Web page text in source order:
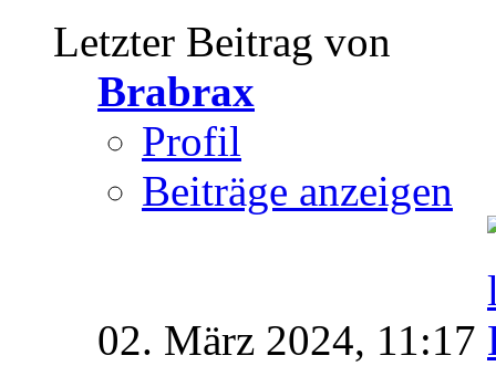
Letzter Beitrag von
Brabrax
Profil
Beiträge anzeigen
02. März 2024, 11:17